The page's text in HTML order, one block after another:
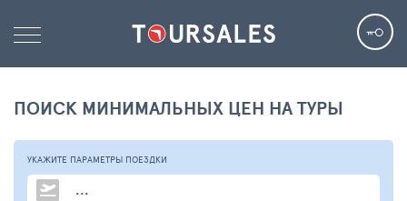
ПОИСК МИНИМАЛЬНЫХ ЦЕН НА ТУРЫ
УКАЖИТЕ ПАРАМЕТРЫ ПОЕЗДКИ
...